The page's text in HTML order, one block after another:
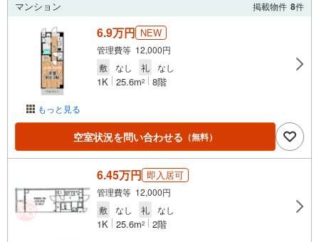
マンション 掲載物件 8件
もっと見る
6.9万円 NEW
管理費等 12,000円
敷
なし 礼 なし
1K 25.6m2 8階
空室状況を問い合わせる （無料）
6.45万円 即入居可
管理費等 12,000円
敷
なし 礼 なし
1K 25.6m2 2階